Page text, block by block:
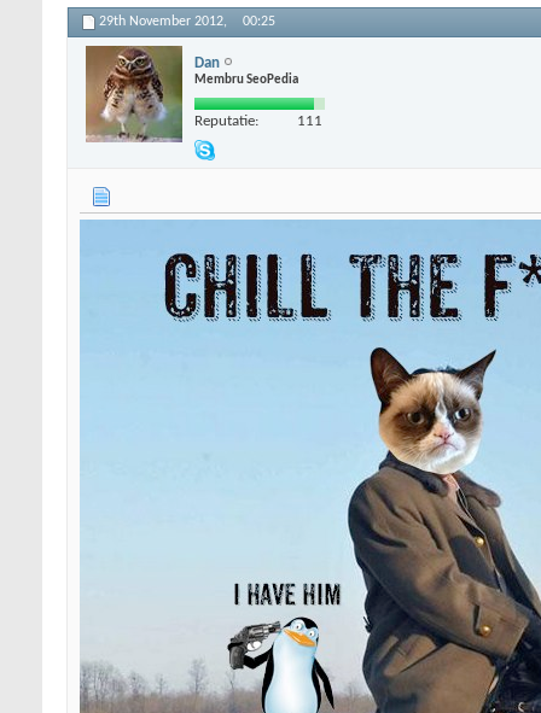
29th November 2012, 00:25
Dan
Membru SeoPedia
Reputatie: 111